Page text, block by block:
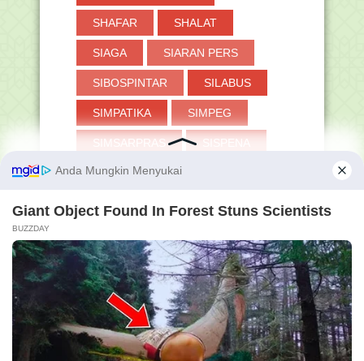
SHAFAR SHALAT
SIAGA SIARAN PERS
SIBOSPINTAR SILABUS
SIMPATIKA SIMPEG
SIMSARPRAS SISPENA
SKB SKI
SYA'BAN SYAIR
SYAWAL TANYA-JAWAB
TAPERA TASAWUF
TAUHID THAHARAH